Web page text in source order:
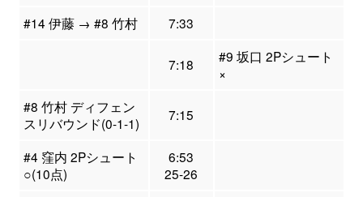
#14 伊藤 → #8 竹村
7:33
7:18
#9 坂口 2Pシュート
×
#8 竹村 ディフェン
スリバウンド(0-1-1)
7:15
#4 窪内 2Pシュート
○(10点)
6:53
25-26